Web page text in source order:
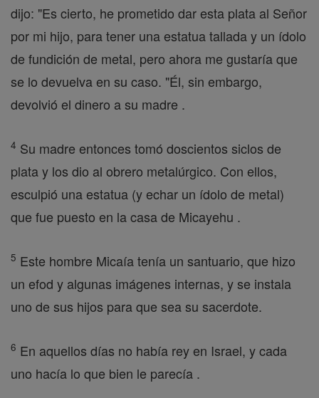
dijo: "Es cierto, he prometido dar esta plata al Señor
por mi hijo, para tener una estatua tallada y un ídolo
de fundición de metal, pero ahora me gustaría que
se lo devuelva en su caso. "Él, sin embargo,
devolvió el dinero a su madre .
4 Su madre entonces tomó doscientos siclos de
plata y los dio al obrero metalúrgico. Con ellos,
esculpió una estatua (y echar un ídolo de metal)
que fue puesto en la casa de Micayehu .
5 Este hombre Micaía tenía un santuario, que hizo
un efod y algunas imágenes internas, y se instala
uno de sus hijos para que sea su sacerdote.
6 En aquellos días no había rey en Israel, y cada
uno hacía lo que bien le parecía .